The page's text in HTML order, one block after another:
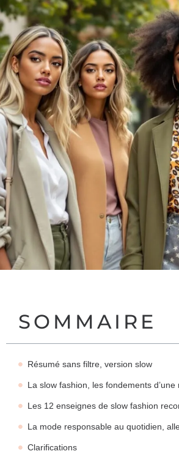
SOMMAIRE
Résumé sans filtre, version slow
La slow fashion, les fondements
Les 12 enseignes de slow fashion
La mode responsable au quotidien,
Clarifications